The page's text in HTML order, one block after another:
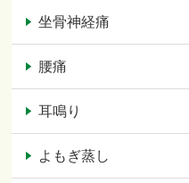
坐骨神経痛
腰痛
耳鳴り
よもぎ蒸し